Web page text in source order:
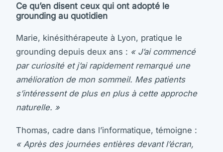
Ce qu’en disent ceux qui ont adopté le
grounding au quotidien
Marie, kinésithérapeute à Lyon, pratique le
grounding depuis deux ans : « J’ai commencé
par curiosité et j’ai rapidement remarqué une
amélioration de mon sommeil. Mes patients
s’intéressent de plus en plus à cette approche
naturelle. »
Thomas, cadre dans l’informatique, témoigne :
« Après des journées entières devant l’écran,